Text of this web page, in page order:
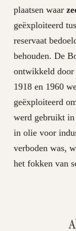
plaatsen waar
geëxploiteerd
reservaat
behouden. De
ontwikkeld door
1918 en 1960
geëxploiteerd
werd gebruikt in
in olie voor
verboden was,
het fokken van